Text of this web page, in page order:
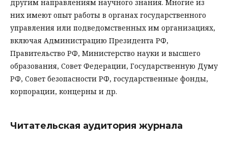
другим направлениям научного знания. Многие из
них имеют опыт работы в органах государственного
управления или подведомственных им организациях,
включая Администрацию Президента РФ,
Правительство РФ, Министерство науки и высшего
образования, Совет Федерации, Государственную Думу
РФ, Совет безопасности РФ, государственные фонды,
корпорации, концерны и др.
Читательская аудитория журнала